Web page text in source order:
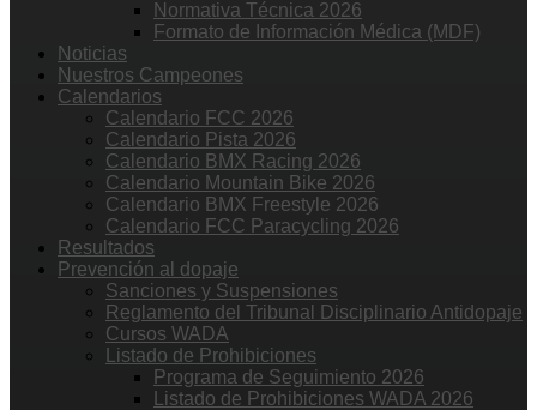
Normativa Técnica 2026
Formato de Información Médica (MDF)
Noticias
Nuestros Campeones
Calendarios
Calendario FCC 2026
Calendario Pista 2026
Calendario BMX Racing 2026
Calendario Mountain Bike 2026
Calendario BMX Freestyle 2026
Calendario FCC Paracycling 2026
Resultados
Prevención al dopaje
Sanciones y Suspensiones
Reglamento del Tribunal Disciplinario Antidopaje
Cursos WADA
Listado de Prohibiciones
Programa de Seguimiento 2026
Listado de Prohibiciones WADA 2026